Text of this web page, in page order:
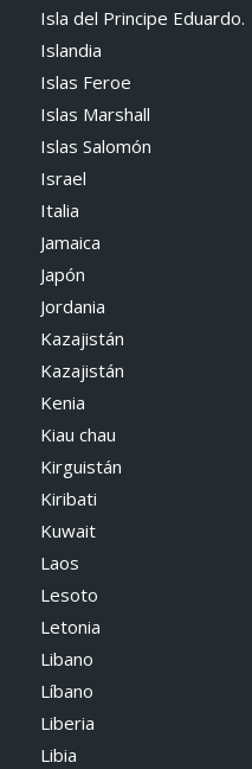
Isla del Principe Eduardo.
Islandia
Islas Feroe
Islas Marshall
Islas Salomón
Israel
Italia
Jamaica
Japón
Jordania
Kazajistán
Kazajistán
Kenia
Kiau chau
Kirguistán
Kiribati
Kuwait
Laos
Lesoto
Letonia
Libano
Líbano
Liberia
Libia